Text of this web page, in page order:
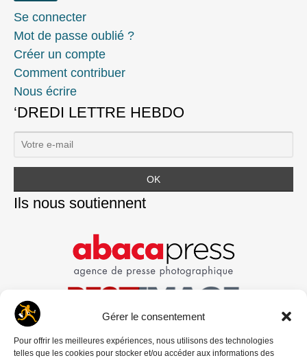
Gérer le consentement
Pour offrir les meilleures expériences, nous utilisons des technologies
telles que les cookies pour stocker et/ou accéder aux informations des
Se connecter
Mot de passe oublié ?
Créer un compte
Comment contribuer
Nous écrire
‘DREDI LETTRE HEBDO
Ils nous soutiennent